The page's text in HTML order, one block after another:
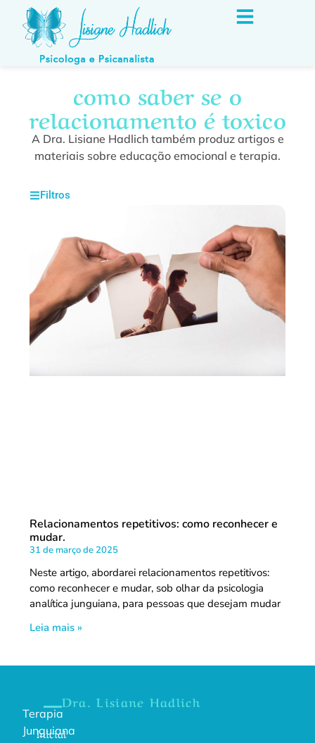
como saber se o
relacionamento é toxico
A Dra. Lisiane Hadlich também produz artigos e
materiais sobre educação emocional e terapia.
Filtros
Relacionamentos repetitivos: como reconhecer e
mudar.
31 de março de 2025
Neste artigo, abordarei relacionamentos repetitivos:
como reconhecer e mudar, sob olhar da psicologia
analítica junguiana, para pessoas que desejam mudar
Leia mais »
Terapia
Junguiana
Dra. Lisiane Hadlich
Inicial